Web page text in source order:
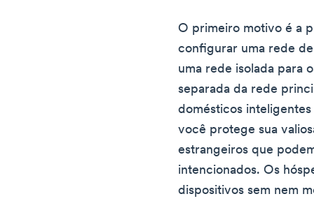
O primeiro motivo é a
configurar uma rede
uma rede isolada para
separada da rede
domésticos
você protege sua
estrangeiros que
intencionados. Os
dispositivos sem nem